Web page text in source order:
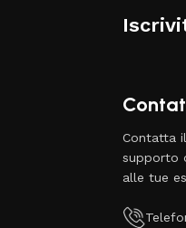
Contatta
supporto
alle tue